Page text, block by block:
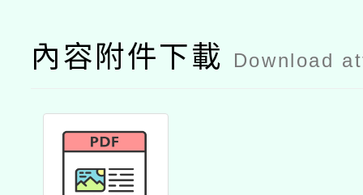
內容附件下載 Download